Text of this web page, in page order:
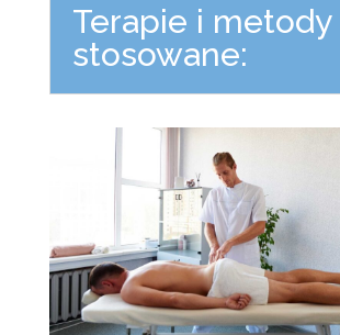
Terapie i metody
stosowane: